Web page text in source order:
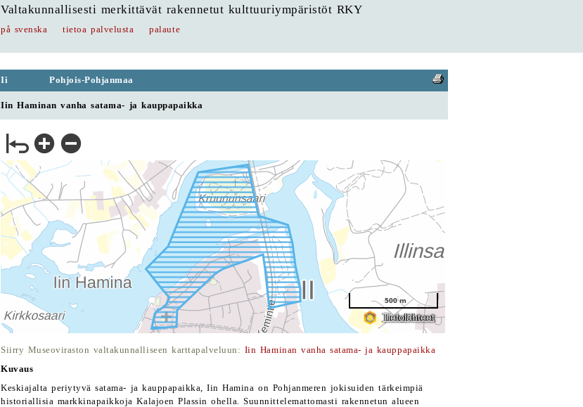
Valtakunnallisesti merkittävät rakennetut kulttuuriympäristöt RKY
på svenska tietoa palvelusta palaute
Ii Pohjois-Pohjanmaa
Iin Haminan vanha satama- ja kauppapaikka
Siirry Museoviraston valtakunnalliseen karttapalveluun: Iin Haminan vanha satama- ja kauppapaikka
Kuvaus
Keskiajalta periytyvä satama- ja kauppapaikka, Iin Hamina on Pohjanmeren jokisuiden tärkeimpiä
historiallisia markkinapaikkoja Kalajoen Plassin ohella. Suunnittelemattomasti rakennetun alueen